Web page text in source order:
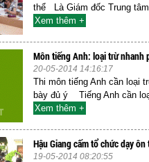
thể Là Giám đốc Trung
Xem thêm +
Môn tiếng Anh: loại trừ nhanh
20-05-2014 14:16:17
Thi môn tiếng Anh cần loại
bày đủ ý Tiếng Anh cần
Xem thêm +
Hậu Giang cấm tổ chức dạy
19-05-2014 08:20:55